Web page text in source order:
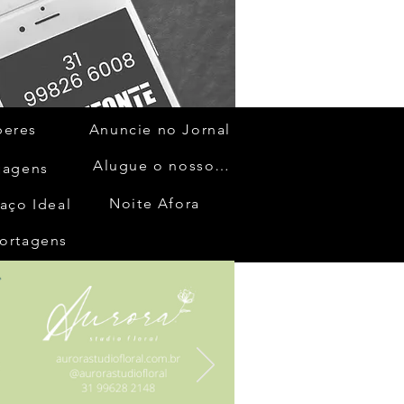
Ideal
Anuncie no Jornal
Alugue o nosso espaço
Noite Afora